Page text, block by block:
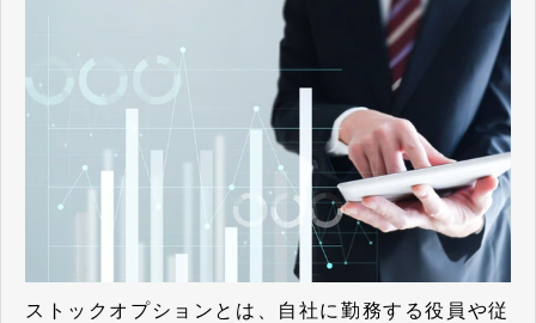
ストックオプションとは、自社に勤務する役員や従